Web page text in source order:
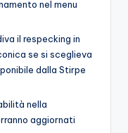
nel menu
il respecking in
se si sceglieva
dalla Stirpe
nella
aggiornati